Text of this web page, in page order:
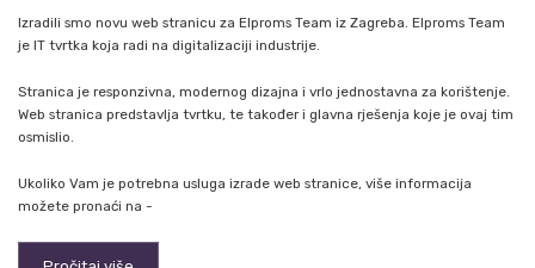
Izradili smo novu web stranicu za Elproms Team iz Zagreba. Elproms Team
je IT tvrtka koja radi na digitalizaciji industrije.
Stranica je responzivna, modernog dizajna i vrlo jednostavna za korištenje.
Web stranica predstavlja tvrtku, te također i glavna rješenja koje je ovaj tim
osmislio.
Ukoliko Vam je potrebna usluga izrade web stranice, više informacija
možete pronaći na -